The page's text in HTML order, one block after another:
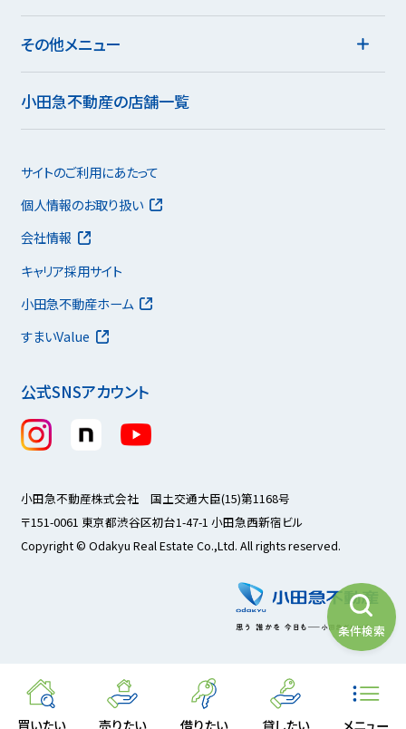
買いたい 売りたい 借りたい 貸したい メニュー
条件検索
その他メニュー
小田急不動産の店舗一覧
公式SNSアカウント
サイトのご利用にあたって
個人情報のお取り扱い
会社情報
キャリア採用サイト
小田急不動産ホーム
すまいValue
小田急不動産株式会社 国土交通大臣(15)第1168号
〒151-0061 東京都渋谷区初台1-47-1 小田急西新宿ビル
Copyright © Odakyu Real Estate Co.,Ltd. All rights reserved.